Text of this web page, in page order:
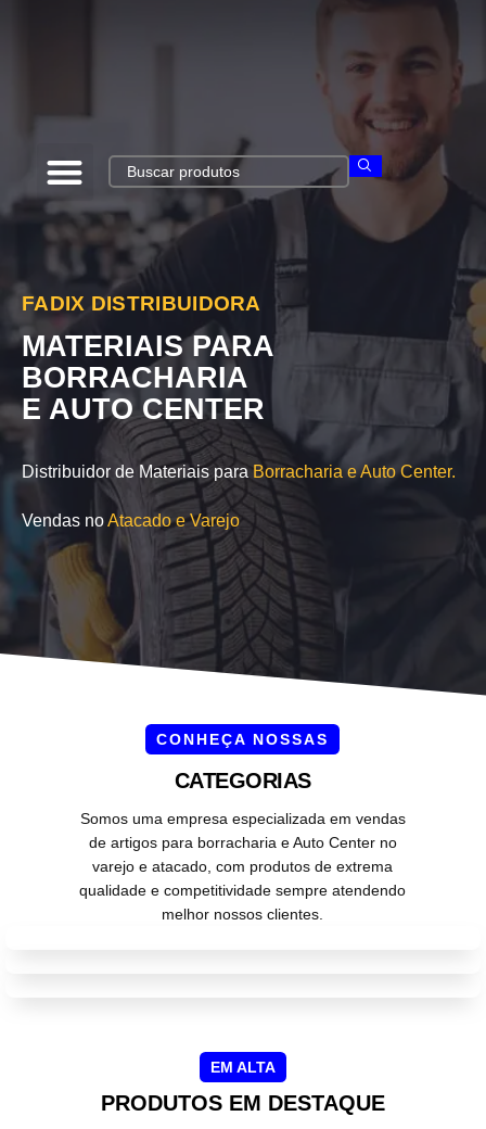
FADIX DISTRIBUIDORA
MATERIAIS PARA
BORRACHARIA
E AUTO CENTER
Distribuidor de Materiais para Borracharia e Auto Center.
Vendas noAtacado e Varejo
CONHEÇA NOSSAS
CATEGORIAS
Somos uma empresa especializada em vendas
de artigos para borracharia e Auto Center no
varejo e atacado, com produtos de extrema
qualidade e competitividade sempre atendendo
melhor nossos clientes.
EM ALTA
PRODUTOS EM DESTAQUE